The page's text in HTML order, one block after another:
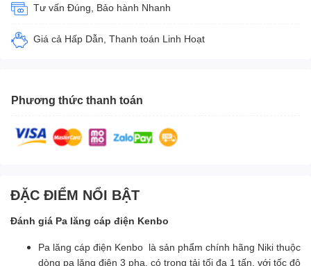
Tư vấn Đúng, Bảo hành Nhanh
Giá cả Hấp Dẫn, Thanh toán Linh Hoạt
Phương thức thanh toán
ĐẶC ĐIỂM NỔI BẬT
Đánh giá Pa lăng cáp điện Kenbo
Pa lăng cáp điện Kenbo là sản phẩm chính hãng Niki thuộc
dòng pa lăng điện 3 pha, có trọng tải tối đa 1 tấn, với tốc độ